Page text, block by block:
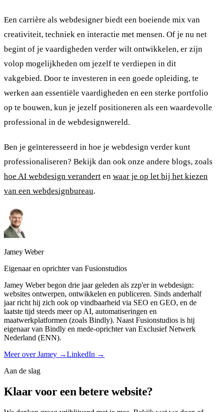
Een carrière als webdesigner biedt een boeiende mix van
creativiteit, techniek en interactie met mensen. Of je nu net
begint of je vaardigheden verder wilt ontwikkelen, er zijn
volop mogelijkheden om jezelf te verdiepen in dit
vakgebied. Door te investeren in een goede opleiding, te
werken aan essentiële vaardigheden en een sterke portfolio
op te bouwen, kun je jezelf positioneren als een waardevolle
professional in de webdesignwereld.
Ben je geïnteresseerd in hoe je webdesign verder kunt
professionaliseren? Bekijk dan ook onze andere blogs, zoals
hoe AI webdesign verandert en waar je op let bij het kiezen
van een webdesignbureau.
Jamey Weber
Eigenaar en oprichtervan Fusionstudios
Jamey Weber begon drie jaar geleden als zzp'er in webdesign:
websites ontwerpen, ontwikkelen en publiceren. Sinds anderhalf
jaar richt hij zich ook op vindbaarheid via SEO en GEO, en de
laatste tijd steeds meer op AI, automatiseringen en
maatwerkplatformen (zoals Bindly). Naast Fusionstudios is hij
eigenaar van Bindly en mede-oprichter van Exclusief Netwerk
Nederland (ENN).
Meer over Jamey →LinkedIn →
Aan de slag
Klaar voor een betere website?